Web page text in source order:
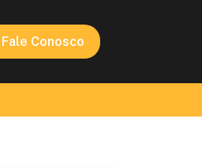
Fale Conosco